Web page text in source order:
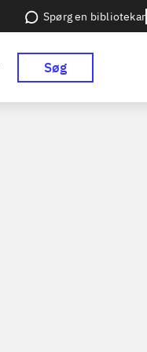
Spørg en bibliotekar
Søg